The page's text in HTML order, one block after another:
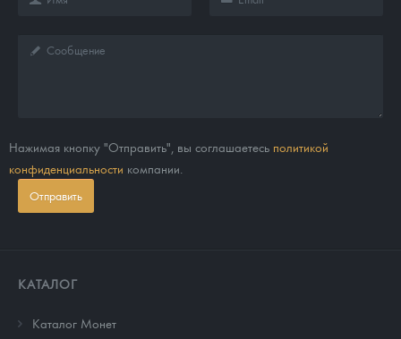
Нажимая кнопку "Отправить", вы соглашаетесь политикой
конфиденциальности компании.
Отправить
КАТАЛОГ
Каталог Монет